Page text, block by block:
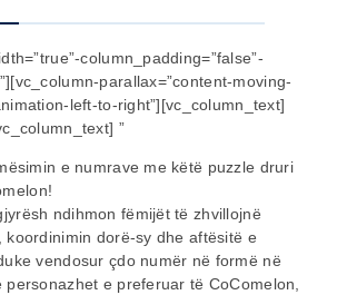
column_padding=”false”-
parallax=”content-moving-
left-to-right”][vc_column_text]
”
e numrave me këtë puzzle druri
ndihmon fëmijët të zhvillojnë
koordinimin dorë-sy dhe aftësitë e
vendosur çdo numër në formë në
personazhet e preferuar të CoComelon,